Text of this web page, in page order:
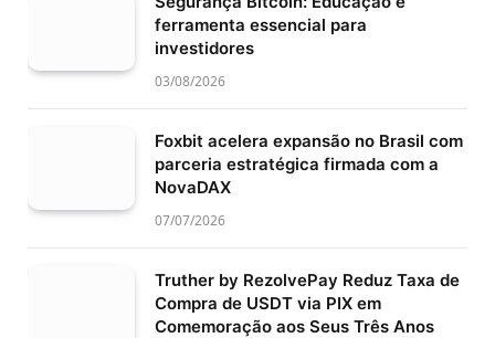
ferramenta essencial para
investidores
03/08/2026
Foxbit acelera expansão no Brasil com
parceria estratégica firmada com a
NovaDAX
07/07/2026
Truther by RezolvePay Reduz Taxa de
Compra de USDT via PIX em
Comemoração aos Seus Três Anos